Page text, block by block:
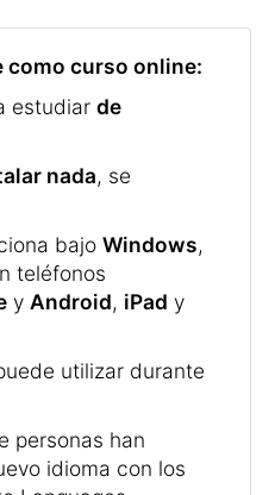
como curso online:
estudiar de
nada, se
bajo Windows,
teléfonos
y Android, iPad y
utilizar durante
personas han
idioma con los